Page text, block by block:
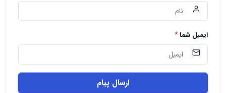
ایمیل شما*
ارسال پیام